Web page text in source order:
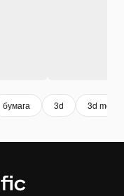
бумага 3d 3d